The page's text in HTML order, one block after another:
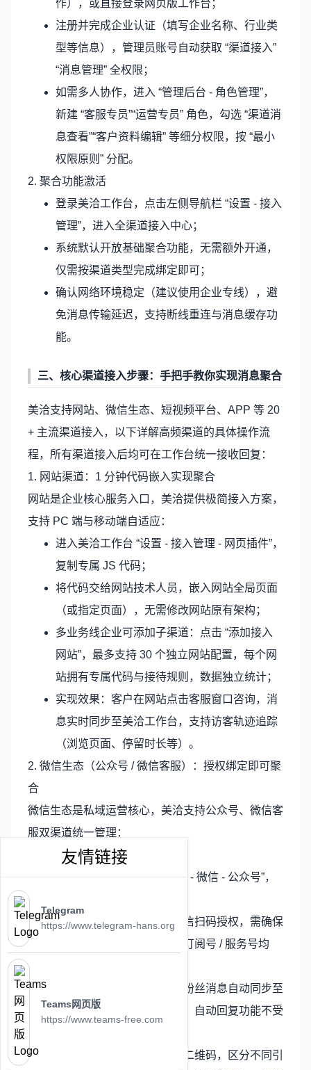
作），或直接登录网页版工作台；
注册并完成企业认证（填写企业名称、行业类
型等信息），管理员账号自动获取 “渠道接入”
“消息管理” 全权限；
如需多人协作，进入 “管理后台 - 角色管理”，
新建 “客服专员”“运营专员” 角色，勾选 “渠道消
息查看”“客户资料编辑” 等细分权限，按 “最小
权限原则” 分配。
2. 聚合功能激活
登录美洽工作台，点击左侧导航栏 “设置 - 接入
管理”，进入全渠道接入中心；
系统默认开放基础聚合功能，无需额外开通，
仅需按渠道类型完成绑定即可；
确认网络环境稳定（建议使用企业专线），避
免消息传输延迟，支持断线重连与消息缓存功
能。
三、核心渠道接入步骤：手把手教你实现消息聚合
美洽支持网站、微信生态、短视频平台、APP 等 20
+ 主流渠道接入，以下详解高频渠道的具体操作流
程，所有渠道接入后均可在工作台统一接收回复：
1. 网站渠道：1 分钟代码嵌入实现聚合
网站是企业核心服务入口，美洽提供极简接入方案，
支持 PC 端与移动端自适应：
进入美洽工作台 “设置 - 接入管理 - 网页插件”，
复制专属 JS 代码；
将代码交给网站技术人员，嵌入网站全局页面
（或指定页面），无需修改网站原有架构；
多业务线企业可添加子渠道：点击 “添加接入
网站”，最多支持 30 个独立网站配置，每个网
站拥有专属代码与接待规则，数据独立统计；
实现效果：客户在网站点击客服窗口咨询，消
息实时同步至美洽工作台，支持访客轨迹追踪
（浏览页面、停留时长等）。
2. 微信生态（公众号 / 微信客服）：授权绑定即可聚
合
微信生态是私域运营核心，美洽支持公众号、微信客
服双渠道统一管理：
微信公众号接入
进入 “设置 - 接入管理 - 微信 - 公众号”，
使用公众号管理员微信扫码授权，需确保
公众号已完成认证（订阅号 / 服务号均
绑定成功后，公众号粉丝消息自动同步至
美洽，原公众号菜单、自动回复功能不受
进阶配置：创建渠道二维码，区分不同引
友情链接
Telegram
https://www.telegram-hans.org
Teams网页版
https://www.teams-free.com